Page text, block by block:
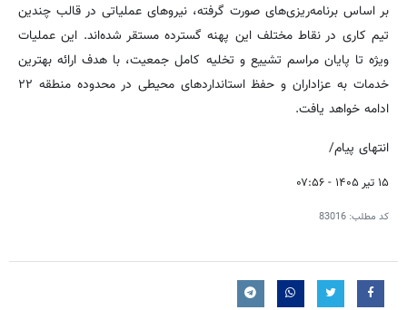
بر اساس برنامه‌ریزی‌های صورت گرفته، نیروهای عملیاتی در قالب چندین
تیم کاری در نقاط مختلف این پهنه گسترده مستقر شده‌اند. این عملیات
ویژه تا پایان مراسم تشییع و تخلیه کامل جمعیت، با هدف ارائه بهترین
خدمات به عزاداران و حفظ استانداردهای محیطی در محدوده منطقه ۲۲
ادامه خواهد یافت.
انتهای پیام/
۱۵ تیر ۱۴۰۵ - ۰۷:۵۶
کد مطلب: 83016